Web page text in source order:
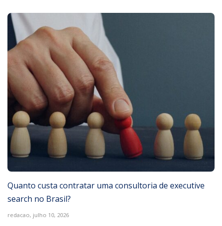
Quanto custa contratar uma consultoria de executive
search no Brasil?
redacao, julho 10, 2026